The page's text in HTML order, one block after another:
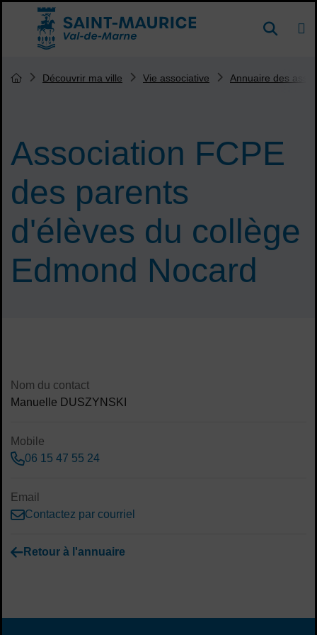
Menu de raccourcis
Accueil ville de Saint-Maurice DE
Association FCPE
des parents
d'élèves du collège
Edmond Nocard
Vous êtes ici :
Page d'accueil du site
Découvrir ma ville Vie associative Annuaire des
Contenu de la fiche d'annuaire
Nom du contact
Manuelle DUSZYNSKI
Mobile
06 15 47 55 24
Email
Contactez par courriel
Retour à l'annuaire